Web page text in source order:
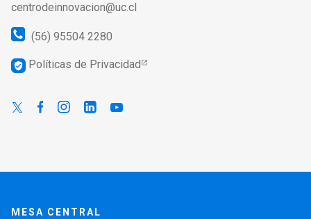
centrodeinnovacion@uc.cl
(56) 95504 2280
verified_user Políticas de Privacidad
MESA CENTRAL